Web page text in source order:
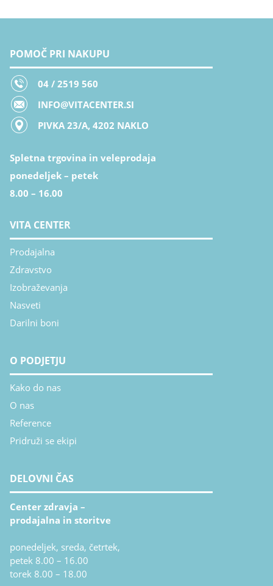
POMOČ PRI NAKUPU
04 / 2519 560
INFO@VITACENTER.SI
PIVKA 23/A, 4202 NAKLO
Spletna trgovina in veleprodaja
ponedeljek – petek
8.00 – 16.00
VITA CENTER
Prodajalna
Zdravstvo
Izobraževanja
Nasveti
Darilni boni
O PODJETJU
Kako do nas
O nas
Reference
Pridruži se ekipi
DELOVNI ČAS
Center zdravja –
prodajalna in storitve
ponedeljek, sreda, četrtek,
petek 8.00 – 16.00
torek 8.00 – 18.00